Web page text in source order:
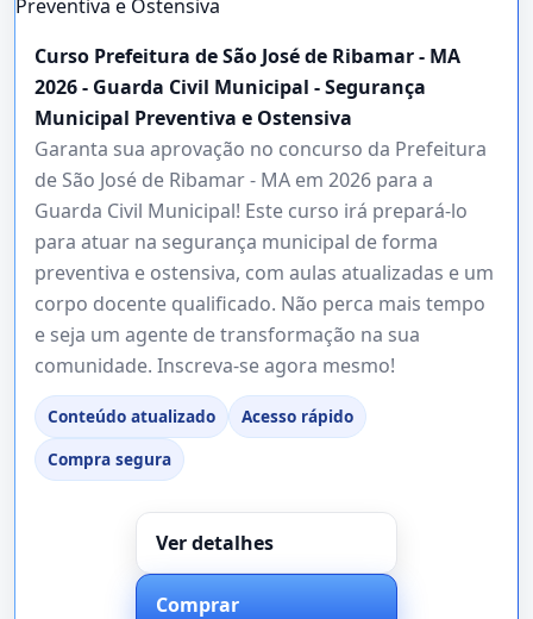
Curso Prefeitura de São José de Ribamar - MA
2026 - Guarda Civil Municipal - Segurança
Municipal Preventiva e Ostensiva
Garanta sua aprovação no concurso da Prefeitura
de São José de Ribamar - MA em 2026 para a
Guarda Civil Municipal! Este curso irá prepará-lo
para atuar na segurança municipal de forma
preventiva e ostensiva, com aulas atualizadas e um
corpo docente qualificado. Não perca mais tempo
e seja um agente de transformação na sua
comunidade. Inscreva-se agora mesmo!
Conteúdo atualizado
Acesso rápido
Compra segura
Ver detalhes
Comprar